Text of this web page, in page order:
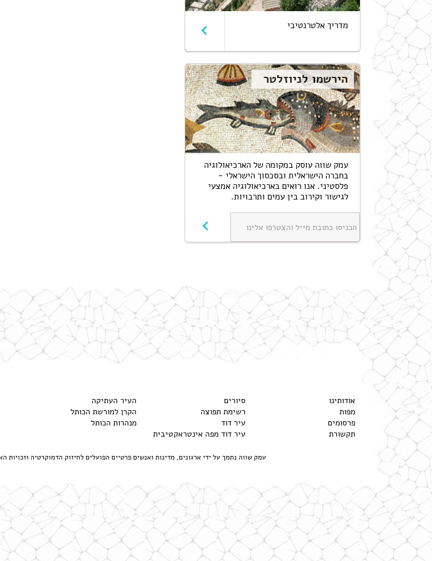
מדריך אלטרנטיבי
הירשמו לניוזלטר
עמק שווה עוסק במקומה‬ ‫של הארכיאולוגיה
בחברה הישראלית ובסכסוך הישראלי -
פלסטיני. אנו רואים בארכיאולוגיה אמצעי
לגישור וקירוב בין עמים ותרבויות.
אודותינו
מפות
פרסומים
תקשורת
סיורים
רשימת תפוצה
עיר דוד
עיר דוד מפה אינטראקטיבית
העיר העתיקה
הקרן למורשת הכותל
מנהרות הכותל
עמק שווה נתמך על ידי ארגונים, מדינות ואנשים פרטיים הפועלים לחיזוק הדמוקרטיה